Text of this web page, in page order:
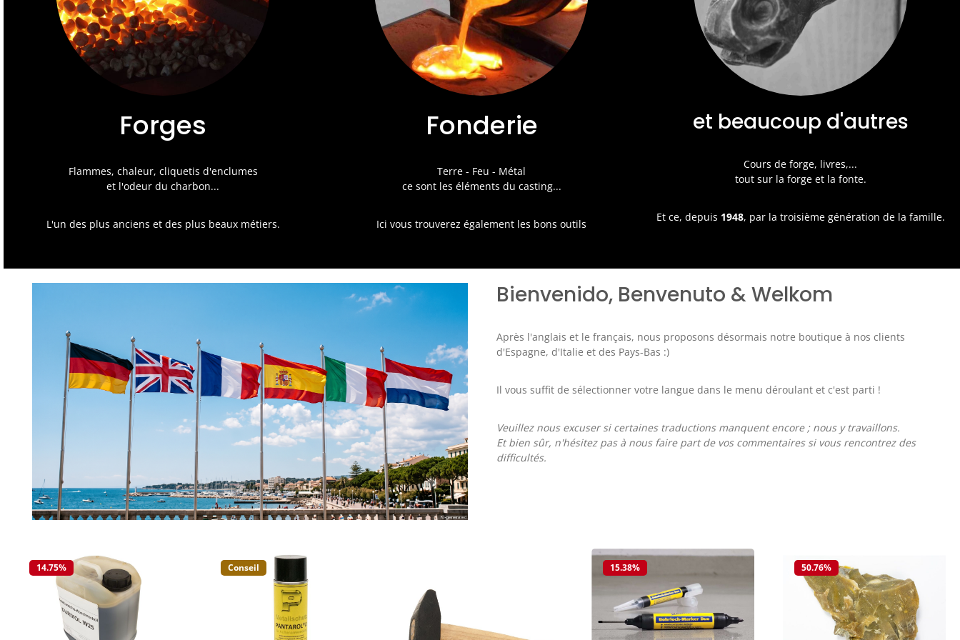
Forges
Flammes, chaleur, cliquetis d'enclumes
et l'odeur du charbon...
L'un des plus anciens et des plus beaux métiers.
Fonderie
Terre - Feu - Métal
ce sont les éléments du casting...
Ici vous trouverez également les bons outils
et beaucoup d'autres
Cours de forge, livres,...
tout sur la forge et la fonte.
Et ce, depuis 1948, par la troisième génération de la famille.
Bienvenido, Benvenuto &Welkom
Après l'anglais et le français, nous proposons désormais notre boutique à nos clients
d'Espagne, d'Italie et des Pays-Bas :)
Il vous suffit de sélectionner votre langue dans le menu déroulant et c'est parti !
Veuillez nous excuser si certaines traductions manquent encore ; nous y travaillons.
Et bien sûr, n'hésitez pas à nous faire part de vos commentaires si vous rencontrez des
difficultés.
14.75% Conseil 15.38% 50.76%